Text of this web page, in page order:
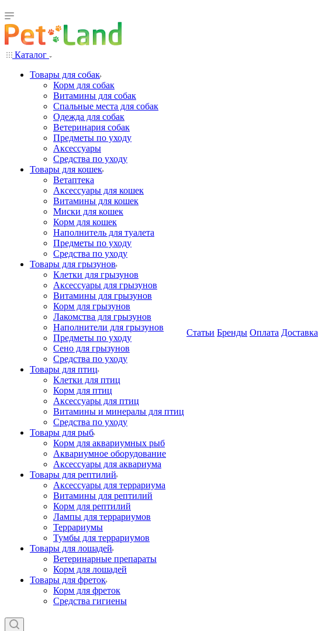
Каталог
Товары для собак
Корм для собак
Витамины для собак
Спальные места для собак
Одежда для собак
Ветеринария собак
Предметы по уходу
Аксессуары
Средства по уходу
Товары для кошек
Ветаптека
Аксессуары для кошек
Витамины для кошек
Миски для кошек
Корм для кошек
Наполнитель для туалета
Предметы по уходу
Средства по уходу
Товары для грызунов
Клетки для грызунов
Аксессуары для грызунов
Витамины для грызунов
Корм для грызунов
Лакомства для грызунов
Наполнители для грызунов
Предметы по уходу
Сено для грызунов
Средства по уходу
Товары для птиц
Клетки для птиц
Корм для птиц
Аксессуары для птиц
Витамины и минералы для птиц
Средства по уходу
Товары для рыб
Корм для аквариумных рыб
Аквариумное оборудование
Аксессуары для аквариума
Товары для рептилий
Аксессуары для террариума
Витамины для рептилий
Корм для рептилий
Лампы для террариумов
Террариумы
Тумбы для террариумов
Товары для лошадей
Ветеринарные препараты
Корм для лошадей
Товары для фреток
Корм для фреток
Средства гигиены
Статьи Бренды Оплата Доставка